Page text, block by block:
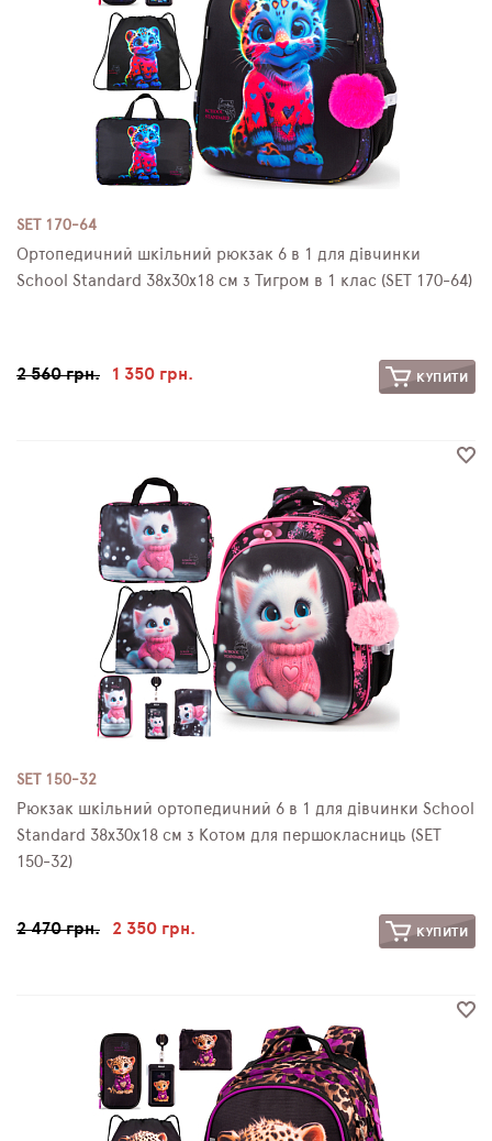
SET 170-64
Ортопедичний шкільний рюкзак 6 в 1 для дівчинки
School Standard 38х30х18 см з Тигром в 1 клас (SET 170-64)
2 560 грн. 1 350 грн. КУПИТИ
SET 150-32
Рюкзак шкільний ортопедичний 6 в 1 для дівчинки School
Standard 38х30х18 см з Котом для першокласниць (SET
150-32)
2 470 грн. 2 350 грн. КУПИТИ